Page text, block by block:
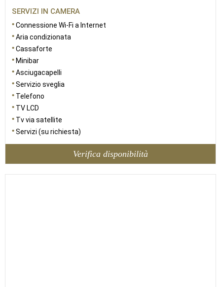
SERVIZI IN CAMERA
Connessione Wi-Fi a Internet
Aria condizionata
Cassaforte
Minibar
Asciugacapelli
Servizio sveglia
Telefono
TV LCD
Tv via satellite
Servizi (su richiesta)
Verifica disponibilità